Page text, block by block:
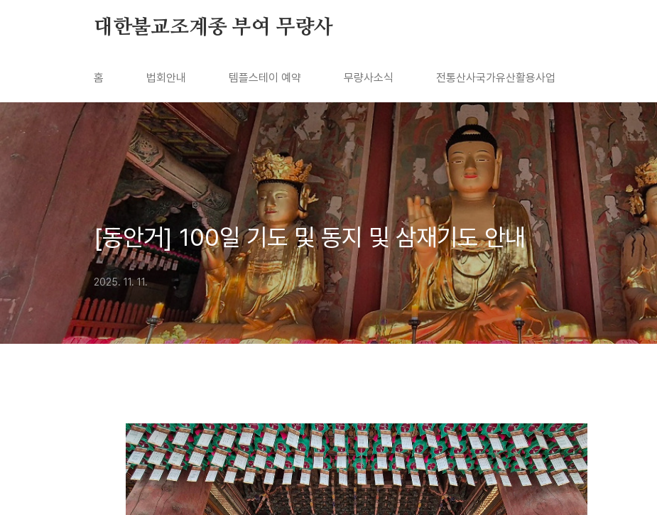
대한불교조계종 부여 무량사
홈 법회안내 템플스테이 예약 무량사소식 전통산사국가유산활용사업
[동안거] 100일 기도 및 동지 및 삼재기도 안내
2025. 11. 11.